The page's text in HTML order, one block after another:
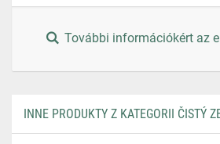
További információkért az
INNE PRODUKTY Z KATEGORII ČISTÝ